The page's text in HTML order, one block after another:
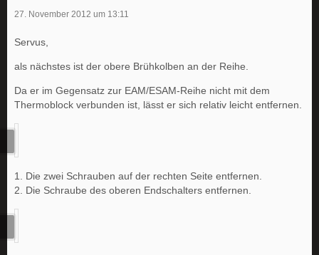
27. November 2012 um 13:11
Servus,
als nächstes ist der obere Brühkolben an der Reihe.
Da er im Gegensatz zur EAM/ESAM-Reihe nicht mit dem
Thermoblock verbunden ist, lässt er sich relativ leicht entfernen.
1. Die zwei Schrauben auf der rechten Seite entfernen.
2. Die Schraube des oberen Endschalters entfernen.